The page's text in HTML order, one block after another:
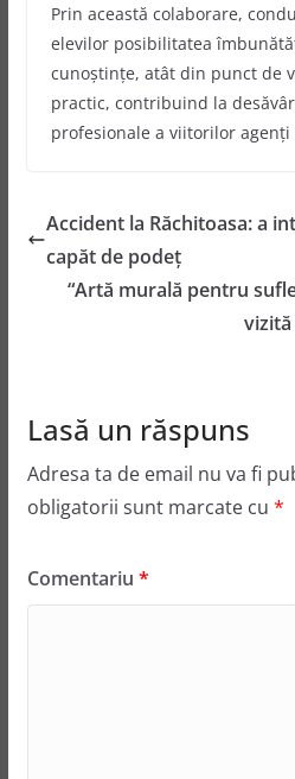
Prin această colaborare,
elevilor posibilitatea
cunoștințe, atât din punct de
practic, contribuind la
profesionale a viitorilor
Accident la Răchitoasa: a
capăt de podeț
“Artă murală pentru
vizită
Lasă un răspuns
Adresa ta de email nu va fi
obligatorii sunt marcate cu *
Comentariu *